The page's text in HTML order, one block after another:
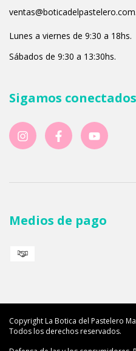
Lunes a viernes de 9:30 a 18hs.
Sábados de 9:30 a 13:30hs.
Sigamos conectados
Medios de pago
Copyright La Botica del Pastelero
Todos los derechos reservados.